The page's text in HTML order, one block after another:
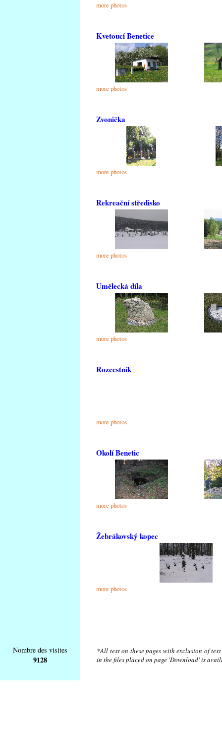
more photos
Kvetoucí Benetice
more photos
Zvonička
more photos
Rekreační středisko
more photos
Umělecká díla
more photos
Rozcestník
more photos
Okolí Benetic
more photos
Žebrákovský kopec
more photos
Nombre des visites
9128
*All text on these pages with exclusion of
in the files placed on page 'Download' is